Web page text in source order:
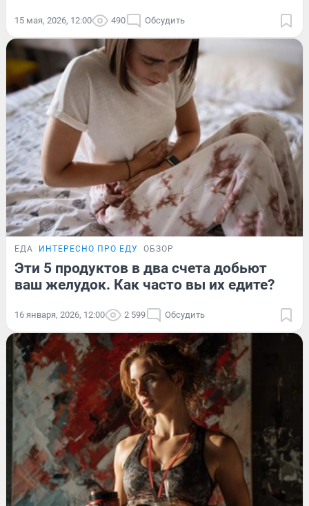
15 мая, 2026, 12:00 490 Обсудить
ЕДА ИНТЕРЕСНО ПРО ЕДУ ОБЗОР
Эти 5 продуктов в два счета добьют
ваш желудок. Как часто вы их едите?
16 января, 2026, 12:00 2 599 Обсудить